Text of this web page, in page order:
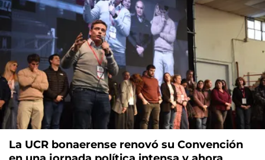
La UCR bonaerense renovó su Convención